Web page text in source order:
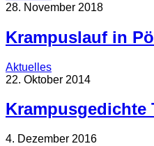
28. November 2018
Krampuslauf in
Aktuelles
22. Oktober 2014
Krampusgedichte
4. Dezember 2016